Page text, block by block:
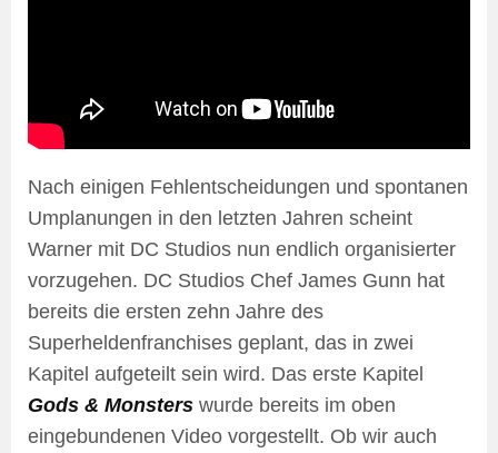
Nach einigen Fehlentscheidungen und spontanen
Umplanungen in den letzten Jahren scheint
Warner mit DC Studios nun endlich organisierter
vorzugehen. DC Studios Chef James Gunn hat
bereits die ersten zehn Jahre des
Superheldenfranchises geplant, das in zwei
Kapitel aufgeteilt sein wird. Das erste Kapitel
Gods & Monsters wurde bereits im oben
eingebundenen Video vorgestellt. Ob wir auch